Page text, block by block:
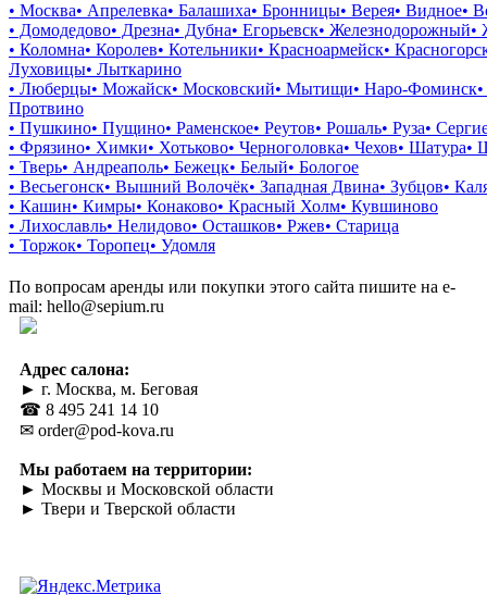
• Москва• Апрелевка• Балашиха• Бронницы• Верея• Видное•
• Домодедово• Дрезна• Дубна• Егорьевск• Железнодорожный•
• Коломна• Королев• Котельники• Красноармейск•
Луховицы• Лыткарино
• Люберцы• Можайск• Московский• Мытищи• Наро-Фоминск
Протвино
• Пушкино• Пущино• Раменское• Реутов• Рошаль• Руза•
• Фрязино• Химки• Хотьково• Черноголовка• Чехов• Шатура•
• Тверь• Андреаполь• Бежецк• Белый• Бологое
• Весьегонск• Вышний Волочёк• Западная Двина• Зубцов•
• Кашин• Кимры• Конаково• Красный Холм• Кувшиново
• Лихославль• Нелидово• Осташков• Ржев• Старица
• Торжок• Торопец• Удомля
По вопросам аренды или покупки этого сайта пишите на e-
mail: hello@sepium.ru
Адрес салона:
► г. Москва, м. Беговая
☎ 8 495 241 14 10
✉ order@pod-kova.ru
Мы работаем на территории:
► Москвы и Московской области
► Твери и Тверской области